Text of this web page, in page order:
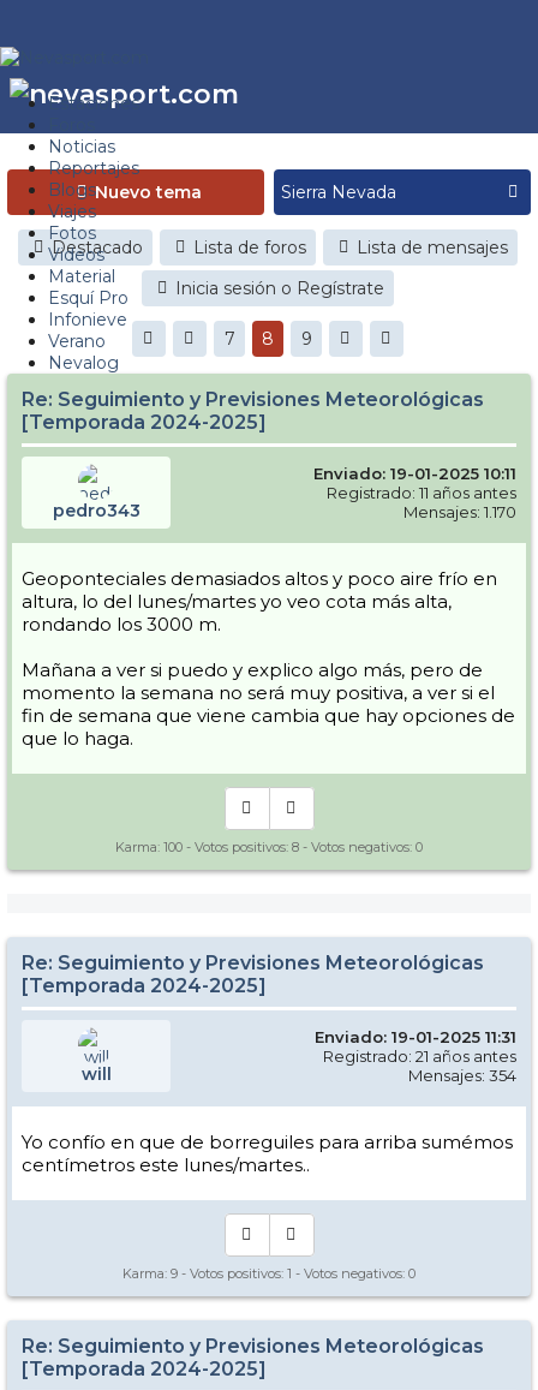
Estaciones
Noticias
Reportajes
Blogs
Viajes
Fotos
Videos
Material
Esquí Pro
Infonieve
Verano
Nevalog
Nuevo tema
Destacado Lista de foros
Lista de mensajes
Inicia sesión o Regístrate
7 8 9
Re: Seguimiento y Previsiones Meteorológicas
[Temporada 2024-2025]
pedro343
Enviado: 19-01-2025 10:11
Registrado: 11 años antes
Mensajes: 1.170
Geoponteciales demasiados altos y poco aire frío en
altura, lo del lunes/martes yo veo cota más alta,
rondando los 3000 m.
Mañana a ver si puedo y explico algo más, pero de
momento la semana no será muy positiva, a ver si el
fin de semana que viene cambia que hay opciones de
que lo haga.
Karma: 100 - Votos positivos: 8 - Votos negativos: 0
Re: Seguimiento y Previsiones Meteorológicas
[Temporada 2024-2025]
will
Enviado: 19-01-2025 11:31
Registrado: 21 años antes
Mensajes: 354
Yo confío en que de borreguiles para arriba sumémos
centímetros este lunes/martes..
Karma: 9 - Votos positivos: 1 - Votos negativos: 0
Re: Seguimiento y Previsiones Meteorológicas
[Temporada 2024-2025]